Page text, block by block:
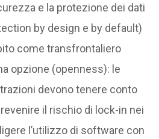
e la protezione dei dati
by design e by default)
come transfrontaliero
opzione (openness): le
devono tenere conto
il rischio di lock-in nei
l’utilizzo di software con